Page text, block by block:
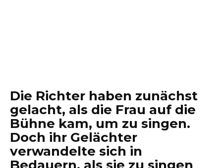
Die Richter haben zunächst
gelacht, als die Frau auf die
Bühne kam, um zu singen.
Doch ihr Gelächter
verwandelte sich in